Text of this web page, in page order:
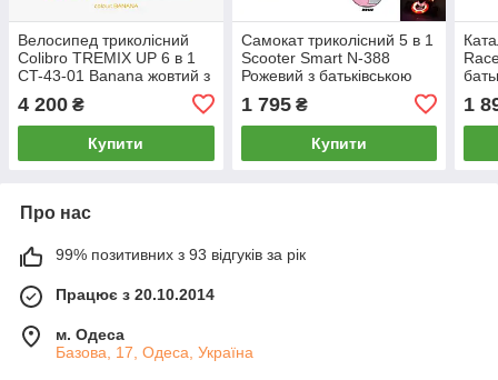
Велосипед триколісний
Colibro TREMIX UP 6 в 1
CT-43-01 Banana жовтий з
4 200 ₴
Купити
Самокат триколісний 5 в 1
Scooter Smart N-388
Рожевий з батьківською
бортиком
1 795₴
Купити
1
Про нас
99% позитивних з 93 відгуків за рік
Працює з 20.10.2014
м. Одеса
Базова, 17, Одеса, Україна